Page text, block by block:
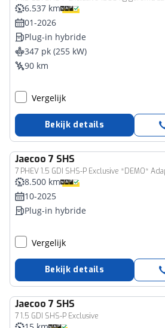
6.537 km
01-2026
Plug-in hybride
347 pk (255 kW)
90 km
Vergelijk
Bekijk details
Jaecoo 7 SHS
8.500 km
10-2025
Plug-in hybride
Vergelijk
Bekijk details
Jaecoo 7 SHS
7 1.5 GDI SHS-P Exclusive